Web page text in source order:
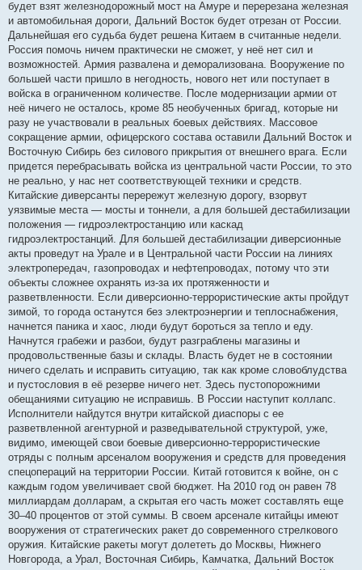
будет взят железнодорожный мост на Амуре и перерезана железная
и автомобильная дороги, Дальний Восток будет отрезан от России.
Дальнейшая его судьба будет решена Китаем в считанные недели.
Россия помочь ничем практически не сможет, у неё нет сил и
возможностей. Армия развалена и деморализована. Вооружение по
большей части пришло в негодность, нового нет или поступает в
войска в ограниченном количестве. После модернизации армии от
неё ничего не осталось, кроме 85 необученных бригад, которые ни
разу не участвовали в реальных боевых действиях. Массовое
сокращение армии, офицерского состава оставили Дальний Восток и
Восточную Сибирь без силового прикрытия от внешнего врага. Если
придется перебрасывать войска из центральной части России, то это
не реально, у нас нет соответствующей техники и средств.
Китайские диверсанты перережут железную дорогу, взорвут
уязвимые места — мосты и тоннели, а для большей дестабилизации
положения — гидроэлектростанцию или каскад
гидроэлектростанций. Для большей дестабилизации диверсионные
акты проведут на Урале и в Центральной части России на линиях
электропередач, газопроводах и нефтепроводах, потому что эти
объекты сложнее охранять из-за их протяженности и
разветвленности. Если диверсионно-террористические акты пройдут
зимой, то города останутся без электроэнергии и теплоснабжения,
начнется паника и хаос, люди будут бороться за тепло и еду.
Начнутся грабежи и разбои, будут разграблены магазины и
продовольственные базы и склады. Власть будет не в состоянии
ничего сделать и исправить ситуацию, так как кроме словоблудства
и пустословия в её резерве ничего нет. Здесь пустопорожними
обещаниями ситуацию не исправишь. В России наступит коллапс.
Исполнители найдутся внутри китайской диаспоры с ее
разветвленной агентурной и разведывательной структурой, уже,
видимо, имеющей свои боевые диверсионно-террористические
отряды с полным арсеналом вооружения и средств для проведения
спецопераций на территории России. Китай готовится к войне, он с
каждым годом увеличивает свой бюджет. На 2010 год он равен 78
миллиардам долларам, а скрытая его часть может составлять еще
30–40 процентов от этой суммы. В своем арсенале китайцы имеют
вооружения от стратегических ракет до современного стрелкового
оружия. Китайские ракеты могут долететь до Москвы, Нижнего
Новгорода, а Урал, Восточная Сибирь, Камчатка, Дальний Восток